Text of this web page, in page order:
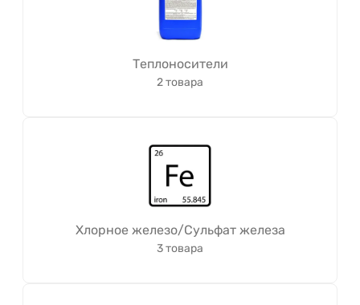
Теплоносители
2 товара
Хлорное железо/Сульфат железа
3 товара